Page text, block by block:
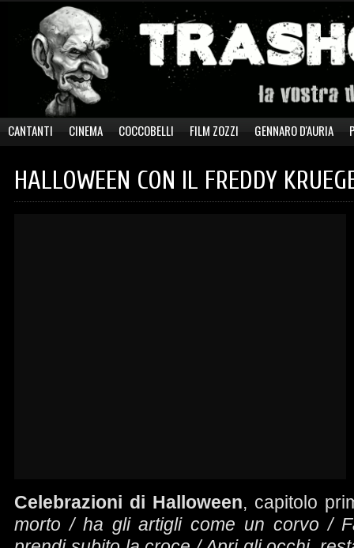
CANTANTI CINEMA COCCOBELLI FILM ZOZZI GENNARO D'AURIA
HALLOWEEN CON IL FREDDY
Celebrazioni di Halloween, capitolo
morto / ha gli artigli come un corvo /